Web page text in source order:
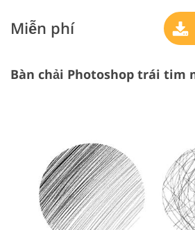
Miễn phí